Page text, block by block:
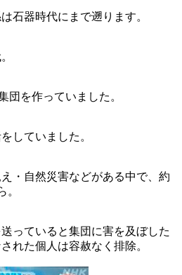
石器時代にまで遡ります。
団を作っていました。
していました。
・自然災害などがある中で、約
。
っていると集団に害を及ぼした
れた個人は容赦なく排除。